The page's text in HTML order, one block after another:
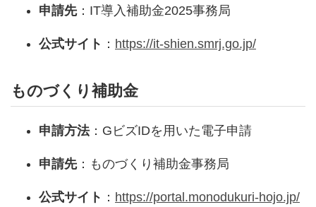
申請先：IT導入補助金2025事務局
公式サイト ： https://it-shien.smrj.go.jp/
ものづくり補助金
申請方法：GビズIDを用いた電子申請
申請先：ものづくり補助金事務局
公式サイト ： https://portal.monodukuri-hojo.jp/